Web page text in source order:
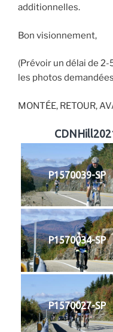
additionnelles.
Bon visionnement,
(Prévoir un délai de
les photos
MONTÉE, RETOUR,
P1570039-SP
P1570034-SP
P1570027-SP